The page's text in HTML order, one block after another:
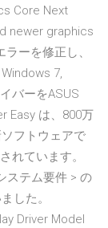
Core Next
newer graphics
ーを修正し、
7,
バーをASUS
Easy は、800万
フトウェアで
れています。
ステム要件 > の
した。
Driver Model